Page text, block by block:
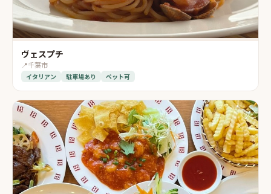
ヴェスプチ
📍千葉市
イタリアン 駐車場あり ペット可